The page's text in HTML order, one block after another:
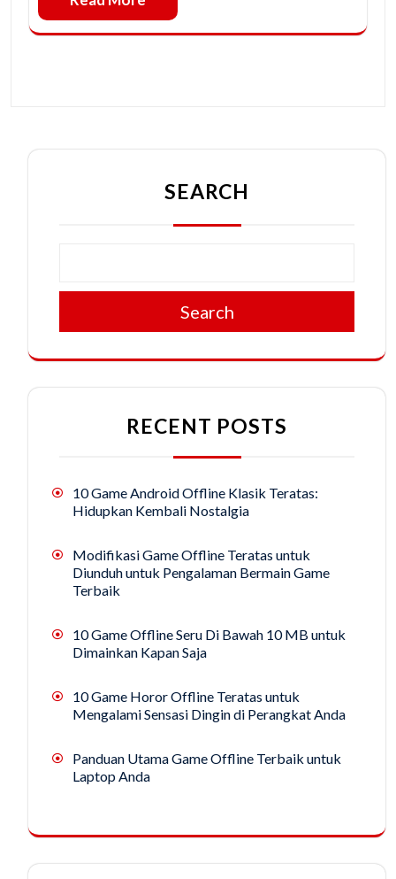
SEARCH
Search
RECENT POSTS
10 Game Android Offline Klasik Teratas:
Hidupkan Kembali Nostalgia
Modifikasi Game Offline Teratas untuk
Diunduh untuk Pengalaman Bermain Game
Terbaik
10 Game Offline Seru Di Bawah 10 MB untuk
Dimainkan Kapan Saja
10 Game Horor Offline Teratas untuk
Mengalami Sensasi Dingin di Perangkat Anda
Panduan Utama Game Offline Terbaik untuk
Laptop Anda